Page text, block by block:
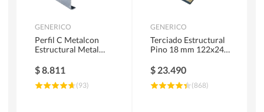
GENERICO
Perfil C Metalcon
Estructural Metal
$8.811
(93)
GENERICO
Terciado Estructural
Pino 18 mm 122x244
$ 23.490
(868)